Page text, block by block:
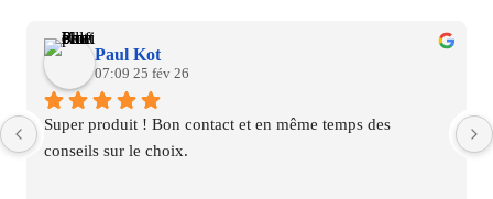
Paul Kot
07:09 25 fév 26
Super produit ! Bon contact et en même temps des
conseils sur le choix.